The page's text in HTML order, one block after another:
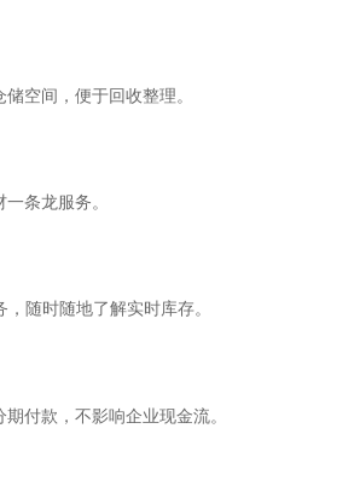
空间，便于回收整理。
条龙服务。
随时随地了解实时库存。
付款，不影响企业现金流。